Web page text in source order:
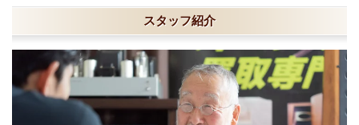
スタッフ紹介